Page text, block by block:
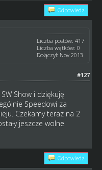
Odpowiedz
Liczba postów: 417
Liczba wątków: 0
Dołączył: Nov 2013
#127
Show i dziękuję
Speedowi za
Czekamy teraz na 2
jeszcze wolne
Odpowiedz